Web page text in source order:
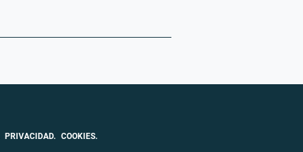
PRIVACIDAD. COOKIES.